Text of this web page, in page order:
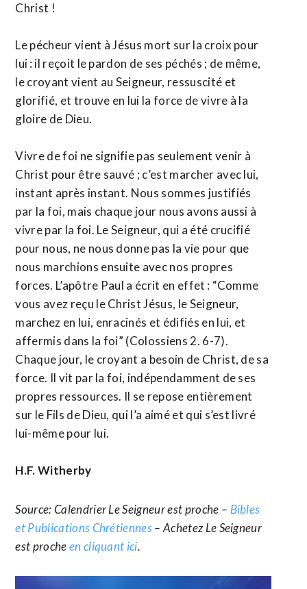
Christ !
Le pécheur vient à Jésus mort sur la croix pour
lui : il reçoit le pardon de ses péchés ; de même,
le croyant vient au Seigneur, ressuscité et
glorifié, et trouve en lui la force de vivre à la
gloire de Dieu.
Vivre de foi ne signifie pas seulement venir à
Christ pour être sauvé ; c’est marcher avec lui,
instant après instant. Nous sommes justifiés
par la foi, mais chaque jour nous avons aussi à
vivre par la foi. Le Seigneur, qui a été crucifié
pour nous, ne nous donne pas la vie pour que
nous marchions ensuite avec nos propres
forces. L’apôtre Paul a écrit en effet : “Comme
vous avez reçu le Christ Jésus, le Seigneur,
marchez en lui, enracinés et édifiés en lui, et
affermis dans la foi” (Colossiens 2. 6-7).
Chaque jour, le croyant a besoin de Christ, de sa
force. Il vit par la foi, indépendamment de ses
propres ressources. Il se repose entièrement
sur le Fils de Dieu, qui l’a aimé et qui s’est livré
lui-même pour lui.
H.F. Witherby
Source: Calendrier Le Seigneur est proche – Bibles
et Publications Chrétiennes– Achetez Le Seigneur
est procheen cliquant ici.